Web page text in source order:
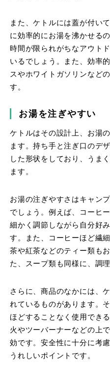
また、ケトルには蓋が付い
に効率的にお湯を沸かせる
時間が限られがちなアウト
いるでしょう。また、効率
スやホワイトガソリンなど
す。
お湯を注ぎやすい
ケトルはその設計上、お湯
ます。持ち手と注ぎ口のデ
した形状をしており、うま
ます。
お湯の注ぎやすさはキャン
でしょう。 例えば、コーヒ
細かく調節しながら自分好
す。また、コーヒーほど繊
茶や紅茶などのティー類も
た、スープ類も同様に、調
さらに、商品のなかには、
れているものがあります。
ほどすることなく使用でき
火やツーバーナーなどの上
効です。安全性に十分に考
うれしいポイントです。